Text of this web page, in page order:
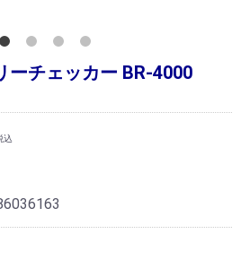
ーチェッカー BR-4000
込